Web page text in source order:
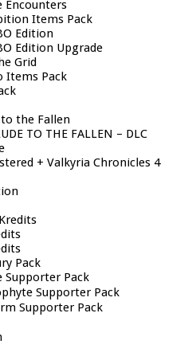
Encounters
Items Pack
Edition
Edition Upgrade
Grid
Items Pack
the Fallen
TO THE FALLEN – DLC
+ Valkyria Chronicles 4
Pack
Pack
Supporter Pack
Supporter Pack